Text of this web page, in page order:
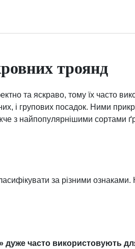
троянд
та яскраво, тому їх часто
і групових посадок. Ними
з найпопулярнішими сортами
за різними
дуже часто використовують